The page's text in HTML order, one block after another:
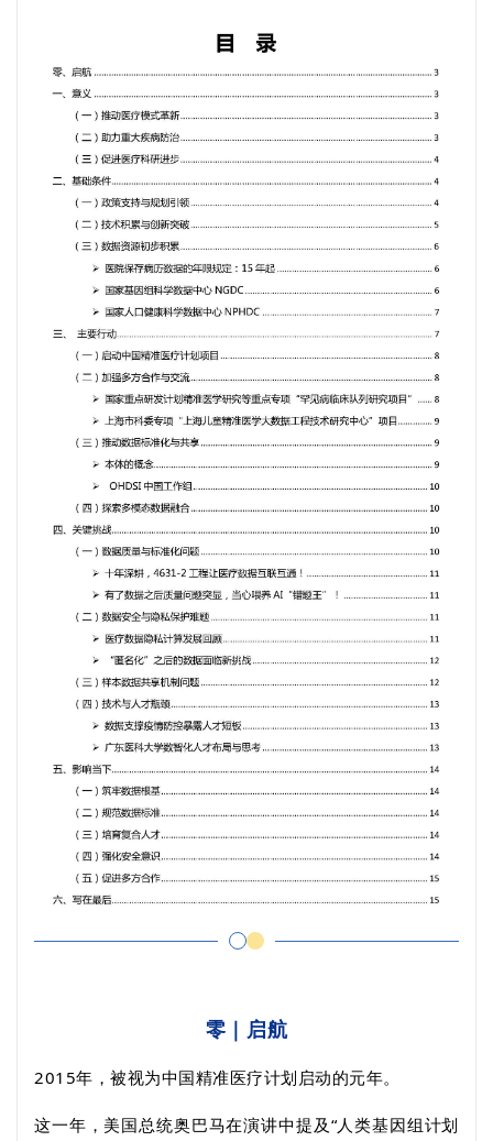
零｜启航
2015年，被视为中国精准医疗计划启动的元年。
这一年，美国总统奥巴马在演讲中提及“人类基因组计划